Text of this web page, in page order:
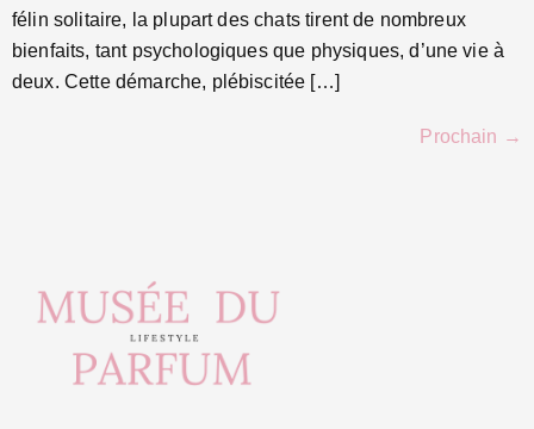
félin solitaire, la plupart des chats tirent de nombreux
bienfaits, tant psychologiques que physiques, d’une vie à
deux. Cette démarche, plébiscitée […]
Prochain →